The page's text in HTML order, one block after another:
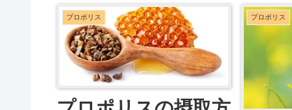
プロポリス プロポリス